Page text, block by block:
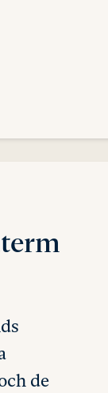
de